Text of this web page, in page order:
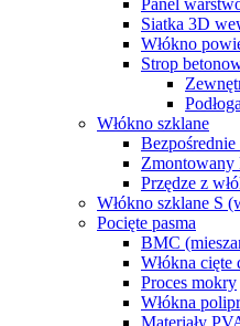
Panel
Siatka 3D
Włókno
Strop
Włókno szklane
Zmontowany
Przędze z
Włókno szklane S
Pocięte pasma
BMC
Włókna
Proces mokry
Włókna
Materiały